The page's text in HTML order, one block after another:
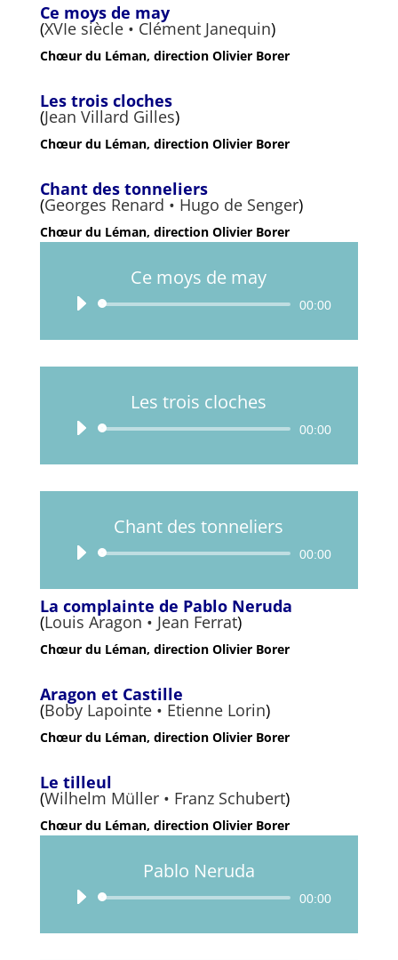
Ce moys de may
(XVIe siècle • Clément Janequin)
Chœur du Léman, direction Olivier Borer
Les trois cloches
(Jean Villard Gilles)
Chœur du Léman, direction Olivier Borer
Chant des tonneliers
(Georges Renard • Hugo de Senger)
Chœur du Léman, direction Olivier Borer
Ce moys de may
Lecteur
00:00
Les trois cloches
Lecteur
00:00
Chant des tonneliers
Lecteur
00:00
La complainte de Pablo Neruda
(Louis Aragon • Jean Ferrat)
Chœur du Léman, direction Olivier Borer
Aragon et Castille
(Boby Lapointe • Etienne Lorin)
Chœur du Léman, direction Olivier Borer
Le tilleul
(Wilhelm Müller • Franz Schubert)
Chœur du Léman, direction Olivier Borer
Pablo Neruda
Lecteur
00:00